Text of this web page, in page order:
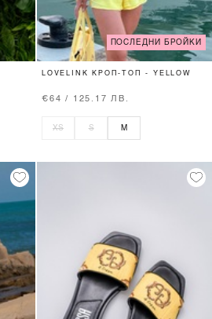
ПОСЛЕДНИ БРОЙКИ
LOVELINK КРОП-ТОП - YELLOW
€64 / 125.17 ЛВ.
XS S M